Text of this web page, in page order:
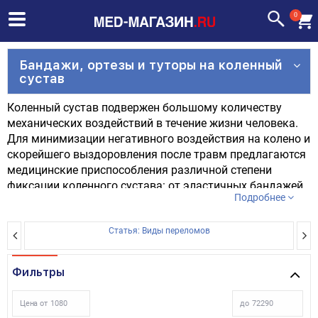
0
Бандажи, ортезы и туторы на коленный
сустав
Коленный сустав подвержен большому количеству
механических воздействий в течение жизни человека.
Для минимизации негативного воздействия на колено и
скорейшего выздоровления после травм предлагаются
медицинские приспособления различной степени
фиксации коленного сустава: от эластичных бандажей
на колено для занятий спортом до жестких ортезов для
Врач может порекомендовать применять тутор на
между ортезом для коленного сустава сильной
фиксации и бандажом на коленный сустав. Коленный
тутор отличается от ортеза для коленного сустава
Подробнее
Статья: Виды переломов
Фильтры
Цена от до